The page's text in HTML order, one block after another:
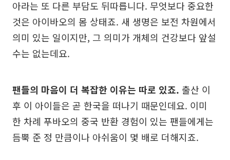
아라는 또 다른 부담도 뒤따릅니다. 무엇보다 중요한
것은 아이바오의 몸 상태죠. 새 생명은 보전 차원에서
의미 있는 일이지만, 그 의미가 개체의 건강보다 앞설
수는 없는데요.
팬들의 마음이 더 복잡한 이유는 따로 있죠. 출산 이
후 이 아이들은 곧 한국을 떠나기 때문인데요. 이미
한 차례 푸바오의 중국 반환 경험이 있는 팬들에게는
듬뿍 준 정 만큼이나 아쉬움이 몇 배로 더해지죠.